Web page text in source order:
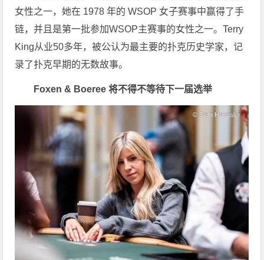
女性之一，她在 1978 年的 WSOP 女子赛事中赢得了手
链，并且是第一批参加WSOP主赛事的女性之一。Terry
King从业50多年，被公认为最主要的扑克历史学家，记
录了扑克早期的无数故事。
Foxen & Boeree 将不得不等待下一届选举